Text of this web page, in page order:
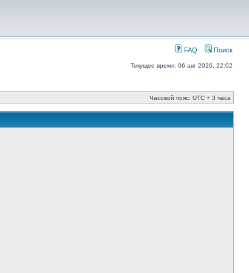
FAQ Поиск
Текущее время: 06 авг 2026, 22:02
Часовой пояс: UTC + 3 часа